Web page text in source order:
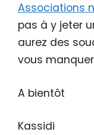
Associations
pas à y jeter
aurez des
vous
A bientôt
Kassidi